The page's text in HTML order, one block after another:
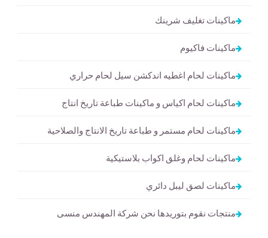
ماكينات تغليف شرينك
ماكينات فاكيوم
ماكينات لحام اغطيه اندكشن سيل لحام حراري
ماكينات لحام اكياس و ماكينات طباعة تاريخ انتاج
ماكينات لحام مستمر و طباعة تاريخ الانتاج والصلاحية
ماكينات لحام وغلق اكواب بلاستيكية
ماكينات لصق ليبل دائري
منتجات نقوم بتوريدها نحن شركة المهندس منسى